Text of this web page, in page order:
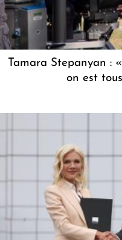
Tamara Stepanyan :
on est